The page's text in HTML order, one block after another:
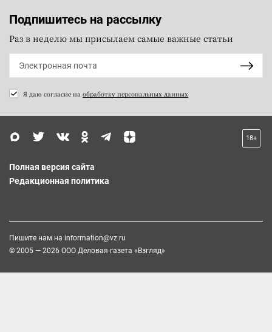
Подпишитесь на рассылку
Раз в неделю мы присылаем самые важные статьи
Я даю согласие на обработку персональных данных
18+
Полная версия сайта
Редакционная политика
Пишите нам на information@vz.ru
© 2005 — 2026 ООО Деловая газета «Взгляд»